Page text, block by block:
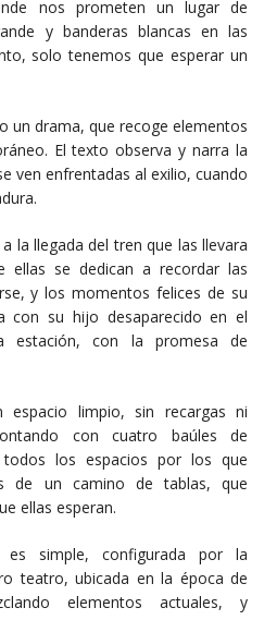
nos prometen un lugar de
y banderas blancas en las
solo tenemos que esperar un
un drama, que recoge elementos
El texto observa y narra la
ven enfrentadas al exilio, cuando
la llegada del tren que las llevara
se dedican a recordar las
y los momentos felices de su
con su hijo desaparecido en el
con la promesa de
espacio limpio, sin recargas ni
con cuatro baúles de
los espacios por los que
de un camino de tablas, que
ellas esperan.
simple, configurada por la
teatro, ubicada en la época de
elementos actuales, y